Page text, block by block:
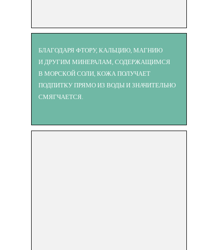
БЛАГОДАРЯ ФТОРУ, КАЛЬЦИЮ, МАГНИЮ
И ДРУГИМ МИНЕРАЛАМ, СОДЕРЖАЩИМСЯ
В МОРСКОЙ СОЛИ, КОЖА ПОЛУЧАЕТ
ПОДПИТКУ ПРЯМО ИЗ ВОДЫ И ЗНАЧИТЕЛЬНО
СМЯГЧАЕТСЯ.